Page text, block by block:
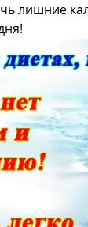
лишние